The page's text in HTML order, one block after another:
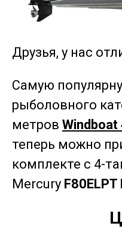
Друзья, у нас
Самую
рыболовного
метров Windboat
теперь можно
комплекте с 4-
Mercury F80ELPT